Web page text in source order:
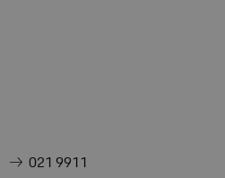
021 9911